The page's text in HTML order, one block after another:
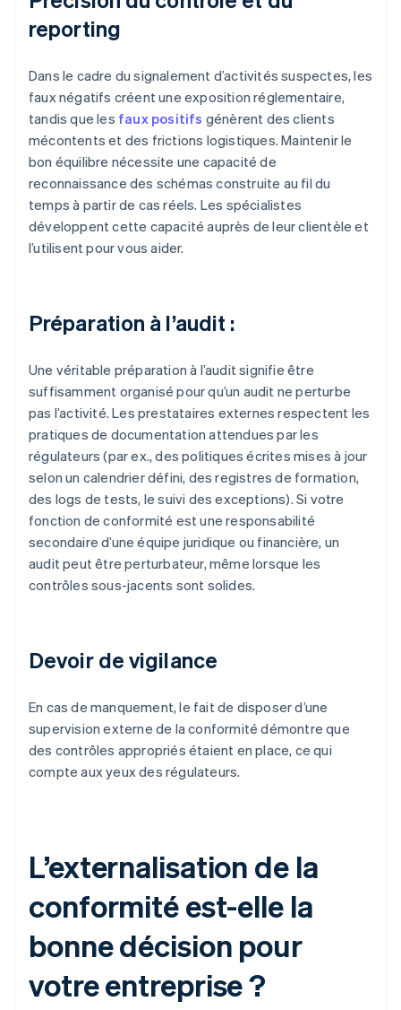
reporting
Dans le cadre du signalement d’activités suspectes, les
faux négatifs créent une exposition réglementaire,
tandis que les faux positifs génèrent des clients
mécontents et des frictions logistiques. Maintenir le
bon équilibre nécessite une capacité de
reconnaissance des schémas construite au fil du
temps à partir de cas réels. Les spécialistes
développent cette capacité auprès de leur clientèle et
l’utilisent pour vous aider.
Préparation à l’audit :
Une véritable préparation à l’audit signifie être
suffisamment organisé pour qu’un audit ne perturbe
pas l’activité. Les prestataires externes respectent les
pratiques de documentation attendues par les
régulateurs (par ex., des politiques écrites mises à jour
selon un calendrier défini, des registres de formation,
des logs de tests, le suivi des exceptions). Si votre
fonction de conformité est une responsabilité
secondaire d’une équipe juridique ou financière, un
audit peut être perturbateur, même lorsque les
contrôles sous-jacents sont solides.
Devoir de vigilance
En cas de manquement, le fait de disposer d’une
supervision externe de la conformité démontre que
des contrôles appropriés étaient en place, ce qui
compte aux yeux des régulateurs.
L’externalisation de la
conformité est-elle la
bonne décision pour
votre entreprise ?